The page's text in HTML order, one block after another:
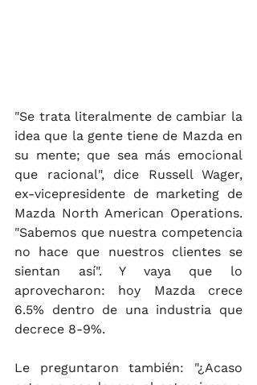
"Se trata literalmente de cambiar la
idea que la gente tiene de Mazda en
su mente; que sea más emocional
que racional", dice Russell Wager,
ex-vicepresidente de marketing de
Mazda North American Operations.
"Sabemos que nuestra competencia
no hace que nuestros clientes se
sientan así". Y vaya que lo
aprovecharon: hoy Mazda crece
6.5% dentro de una industria que
decrece 8-9%.
Le preguntaron también: "¿Acaso